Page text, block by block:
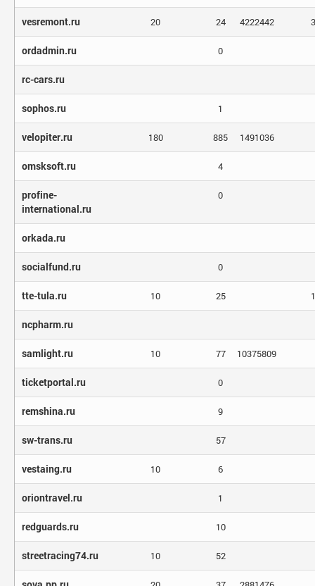
vesremont.ru 20 24 4222442
ordadmin.ru 0
rc-cars.ru
sophos.ru 1
velopiter.ru 180 885 1491036
omsksoft.ru 4
profine-
international.ru
0
orkada.ru
socialfund.ru 0
tte-tula.ru 10 25
ncpharm.ru
samlight.ru 10 77 10375809
ticketportal.ru 0
remshina.ru 9
sw-trans.ru 57
vestaing.ru 10 6
oriontravel.ru 1
redguards.ru 10
streetracing74.ru 10 52